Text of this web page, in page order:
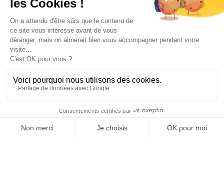
Insecticide anti Punaises
de lit lot de 5
1 - 21 von 21 Artikel(n)